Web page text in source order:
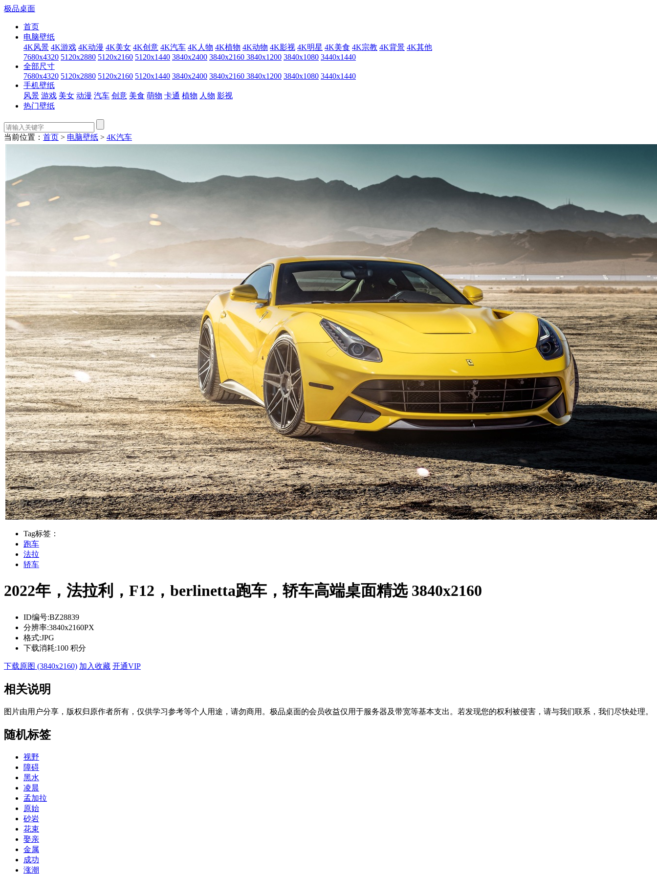
极品桌面
首页
电脑壁纸
4K风景 4K游戏 4K动漫 4K美女 4K创意 4K汽车 4K人物 4K植物 4K动物 4K影视 4K明星 4K美食 4K宗教 4K背景 4K其他
7680x4320 5120x2880 5120x2160 5120x1440 3840x2400 3840x2160 3840x1200 3840x1080 3440x1440
全部尺寸
7680x4320 5120x2880 5120x2160 5120x1440 3840x2400 3840x2160 3840x1200 3840x1080 3440x1440
手机壁纸
风景 游戏 美女 动漫 汽车 创意 美食 萌物 卡通 植物 人物 影视
热门壁纸
当前位置： 首页 > 电脑壁纸 > 4K汽车
Tag标签：
跑车
法拉
轿车
2022年，法拉利，F12，berlinetta跑车，轿车高端桌面精选 3840x2160
ID编号:BZ28839
分辨率:3840x2160PX
格式:JPG
下载消耗:100 积分
下载原图 (3840x2160) 加入收藏 开通VIP
相关说明
图片由用户分享，版权归原作者所有，仅供学习参考等个人用途，请勿商用。极品桌面的会员收益仅用于服务器及带宽等基本支出。若发现您的权利被侵害，请与我们联系，我们尽快处理。
随机标签
视野
障碍
黑水
凌晨
孟加拉
原始
砂岩
花束
娶亲
金属
成功
涨潮